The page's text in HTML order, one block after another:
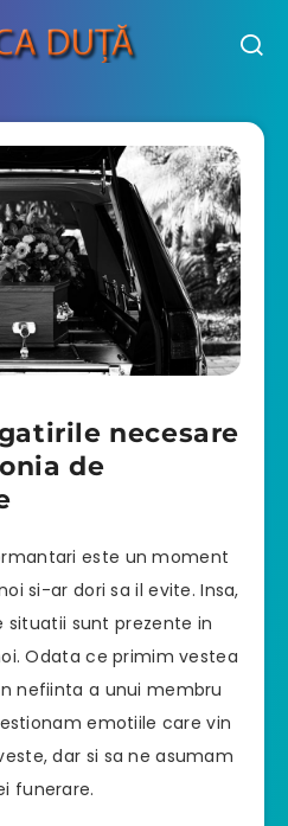
necesare
de
este un moment
si-ar dori sa il evite. Insa,
situatii sunt prezente in
Odata ce primim vestea
nefiinta a unui membru
emotiile care vin
dar si sa ne asumam
funerare.